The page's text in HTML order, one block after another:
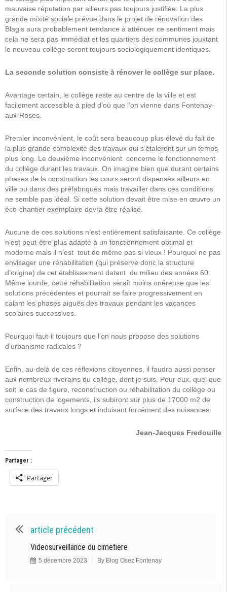
mauvaise réputation par ailleurs pas toujours justifiée. La plus
grande mixité sociale prévue dans le projet de rénovation des
Blagis aura probablement tendance à atténuer ce sentiment mais
cela ne sera pas immédiat et les quartiers des communes jouxtant
le nouveau collège seront toujours sociologiquement identiques.
La seconde solution consiste à rénover le collège sur place.
Avantage certain, le collège reste au centre de la ville et est
facilement accessible à pied d’où que l’on vienne dans Fontenay-
aux-Roses.
Premier inconvénient, le coût sera beaucoup plus élevé du fait de
la plus grande complexité des travaux qui s’étaleront sur un temps
plus long. Le deuxième inconvénient concerne le fonctionnement
du collège durant les travaux. On imagine bien que durant certains
phases de la construction les cours seront dispensés ailleurs en
ville ou dans des préfabriqués mais travailler dans ces conditions
ne semble pas idéal. Si cette solution devait être mise en œuvre un
éco-chantier exemplaire devra être réalisé.
Aucune de ces solutions n’est entièrement satisfaisante. Ce collège
n’est peut-être plus adapté à un fonctionnement optimal et
moderne mais il n’est tout de même pas si vieux ! Pourquoi ne pas
envisager une réhabilitation (qui préserve donc la structure
d’origine) de cet établissement datant du milieu des années 60.
Même lourde, cette réhabilitation serait moins onéreuse que les
solutions précédentes et pourrait se faire progressivement en
calant les phases aiguës des travaux pendant les vacances
scolaires successives.
Pourquoi faut-il toujours que l’on nous propose des solutions
d’urbanisme radicales ?
Enfin, au-delà de ces réflexions citoyennes, il faudra aussi penser
aux nombreux riverains du collège, dont je suis. Pour eux, quel que
soit le cas de figure, reconstruction ou réhabilitation du collège ou
construction de logements, ils subiront sur plus de 17000 m2 de
surface des travaux longs et induisant forcément des nuisances.
Jean-Jacques Fredouille
Partager :
Partager
article précédent
Videosurveillance du cimetiere
5 décembre 2023 By Blog Osez Fontenay